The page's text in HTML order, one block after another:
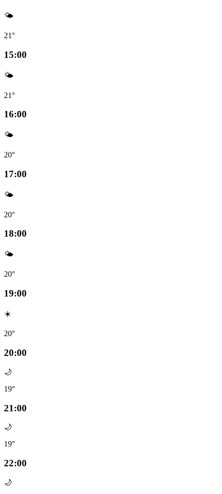
🌤️
21°
15:00
🌤️
21°
16:00
🌤️
20°
17:00
🌤️
20°
18:00
🌤️
20°
19:00
☀️
20°
20:00
🌙
19°
21:00
🌙
19°
22:00
🌙